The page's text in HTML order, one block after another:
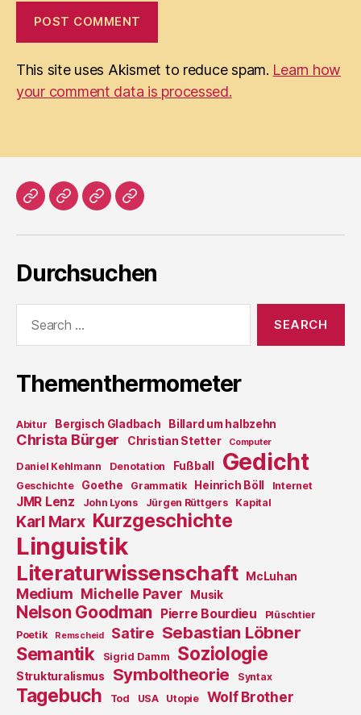
This site uses Akismet to reduce spam. Learn how
your comment data is processed.
HomeLiteratur
ProsaImpressum
Durchsuchen
Thementhermometer
Abitur Bergisch Gladbach Billard um halbzehn
Christa Bürger Christian Stetter Computer
Daniel Kehlmann Denotation Fußball Gedicht
Geschichte Goethe Grammatik Heinrich Böll Internet
JMR Lenz John Lyons Jürgen Rüttgers Kapital
Karl Marx Kurzgeschichte
Linguistik
Literaturwissenschaft McLuhan
Medium Michelle Paver Musik
Nelson Goodman Pierre Bourdieu
Plüschtier
Poetik
Remscheid Satire Sebastian Löbner
Semantik Sigrid Damm Soziologie
Strukturalismus Symboltheorie Syntax
Tagebuch Tod USA Utopie Wolf Brother